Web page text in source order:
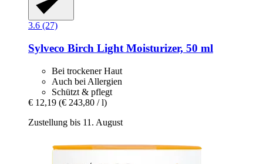
3.6 (27)
Sylveco Birch Light Moisturizer, 50 ml
Bei trockener Haut
Auch bei Allergien
Schützt & pflegt
€ 12,19 (€ 243,80 / l)
Zustellung bis 11. August